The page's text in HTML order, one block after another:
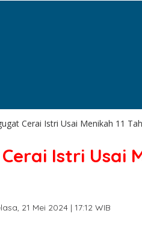
Cerai Istri Usai Menikah 11
Istri Usai
21 Mei 2024 | 17:12 WIB